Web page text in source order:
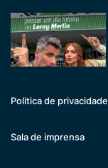
Politica de privacidade
Sala de imprensa